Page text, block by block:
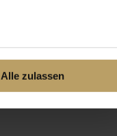
Alle zulassen